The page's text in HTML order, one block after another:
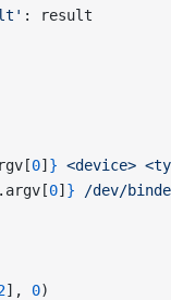
: result
0] } <device>
0] } /dev/
], 0)